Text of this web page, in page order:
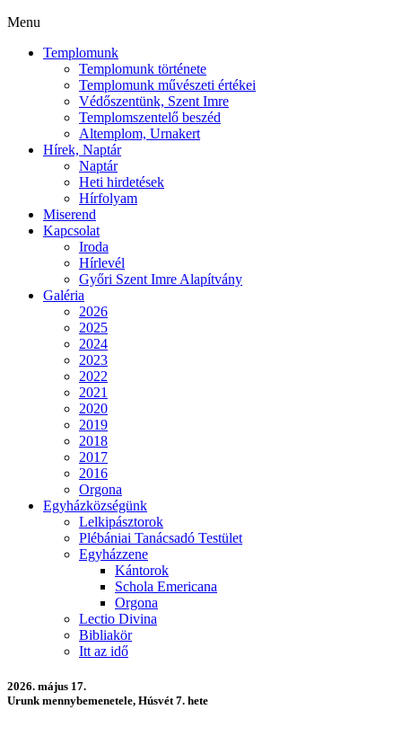
Menu
Templomunk
Templomunk története
Templomunk művészeti értékei
Védőszentünk, Szent Imre
Templomszentelő beszéd
Altemplom, Urnakert
Hírek, Naptár
Naptár
Heti hirdetések
Hírfolyam
Miserend
Kapcsolat
Iroda
Hírlevél
Győri Szent Imre Alapítvány
Galéria
2026
2025
2024
2023
2022
2021
2020
2019
2018
2017
2016
Orgona
Egyházközségünk
Lelkipásztorok
Plébániai Tanácsadó Testület
Egyházzene
Kántorok
Schola Emericana
Orgona
Lectio Divina
Bibliakör
Itt az idő
2026. május 17.
Urunk mennybemenetele, Húsvét 7. hete